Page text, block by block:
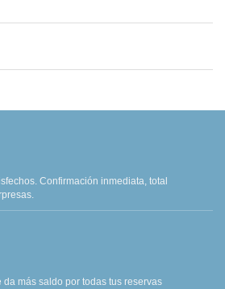
Confirmación inmediata, total
más saldo por todas tus reservas